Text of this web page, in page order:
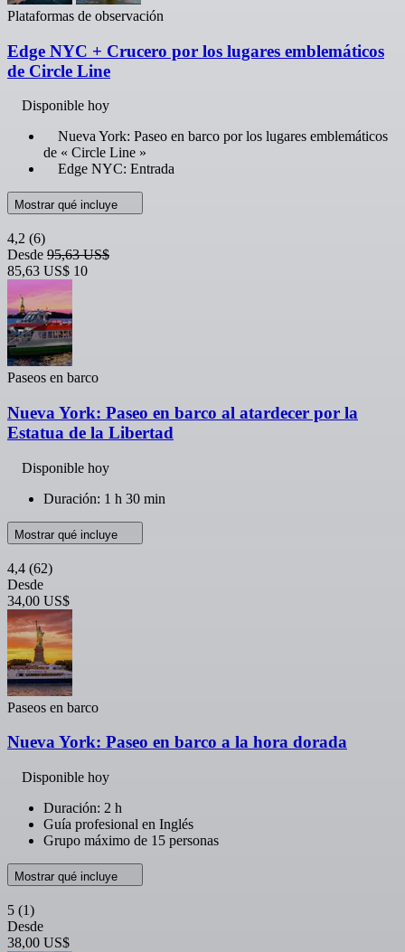
Plataformas de observación
Edge NYC + Crucero por los lugares emblemáticos
de Circle Line
Disponible hoy
Nueva York: Paseo en barco por los lugares emblemáticos
de « Circle Line »
Edge NYC: Entrada
Mostrar qué incluye
4,2 (6)
Desde 95,63 US$
85,63 US$ 10
Paseos en barco
Nueva York: Paseo en barco al atardecer por la
Estatua de la Libertad
Disponible hoy
Duración: 1 h 30 min
Mostrar qué incluye
4,4 (62)
Desde
34,00 US$
Paseos en barco
Nueva York: Paseo en barco a la hora dorada
Disponible hoy
Duración: 2 h
Guía profesional en Inglés
Grupo máximo de 15 personas
Mostrar qué incluye
5 (1)
Desde
38,00 US$